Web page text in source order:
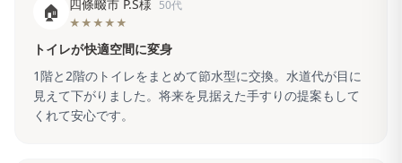
🏠 四條畷市 P.S様 50代
★★★★★
トイレが快適空間に変身
1階と2階のトイレをまとめて節水型に交換。水道代が目に
見えて下がりました。将来を見据えた手すりの提案もして
くれて安心です。